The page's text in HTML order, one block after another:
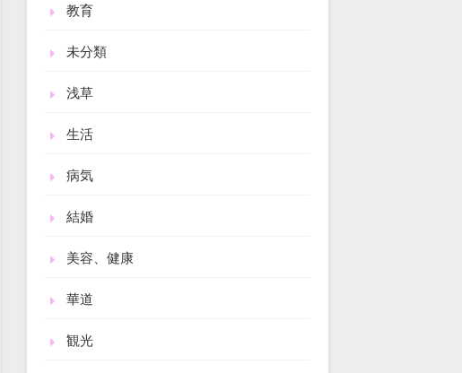
教育
未分類
浅草
生活
病気
結婚
美容、健康
華道
観光